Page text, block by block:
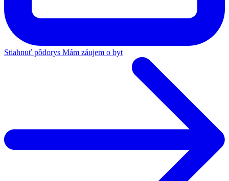
Stiahnuť pôdorys Mám záujem o byt